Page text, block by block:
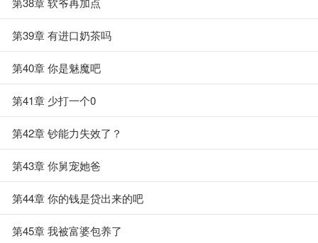
第39章 有进口奶茶吗
第40章 你是魅魔吧
第41章 少打一个0
第42章 钞能力失效了？
第43章 你舅宠她爸
第44章 你的钱是贷出来的吧
第45章 我被富婆包养了